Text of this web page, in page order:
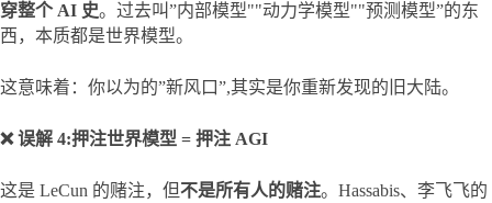
穿整个 AI 史。过去叫”内部模型""动力学模型""预测模型”的东
西，本质都是世界模型。
这意味着：你以为的”新风口”,其实是你重新发现的旧大陆。
❌ 误解 4:押注世界模型 = 押注 AGI
这是 LeCun 的赌注，但不是所有人的赌注。Hassabis、李飞飞的